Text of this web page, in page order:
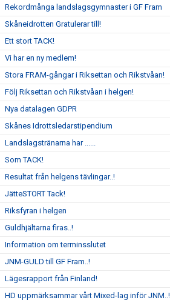
Rekordmånga landslagsgymnaster i GF Fram
Skåneidrotten Gratulerar till!
Ett stort TACK!
Vi har en ny medlem!
Stora FRAM-gångar i Riksettan och Rikstvåan!
Följ Riksettan och Rikstvåan i helgen!
Nya datalagen GDPR
Skånes Idrottsledarstipendium
Landslagstränarna har ......
Som TACK!
Resultat från helgens tävlingar..!
JätteSTORT Tack!
Riksfyran i helgen
Guldhjältarna firas..!
Information om terminsslutet
JNM-GULD till GF Fram..!
Lägesrapport från Finland!
HD uppmärksammar vårt Mixed-lag inför JNM..!